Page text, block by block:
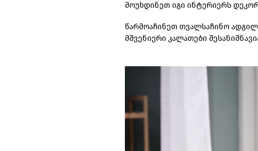
მოუხდინეთ იგი ინტერიერს
წარმოაჩინეთ თვალსაჩინო
მშვენიერი კალათები